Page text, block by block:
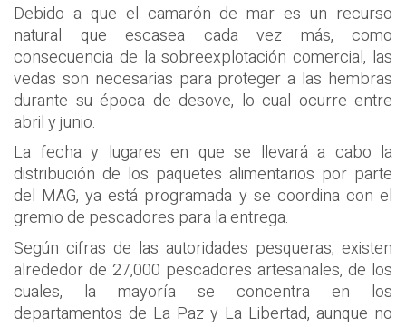
Debido a que el camarón de mar es un recurso
natural que escasea cada vez más, como
consecuencia de la sobreexplotación comercial, las
vedas son necesarias para proteger a las hembras
durante su época de desove, lo cual ocurre entre
abril y junio.
La fecha y lugares en que se llevará a cabo la
distribución de los paquetes alimentarios por parte
del MAG, ya está programada y se coordina con el
gremio de pescadores para la entrega.
Según cifras de las autoridades pesqueras, existen
alrededor de 27,000 pescadores artesanales, de los
cuales, la mayoría se concentra en los
departamentos de La Paz y La Libertad, aunque no